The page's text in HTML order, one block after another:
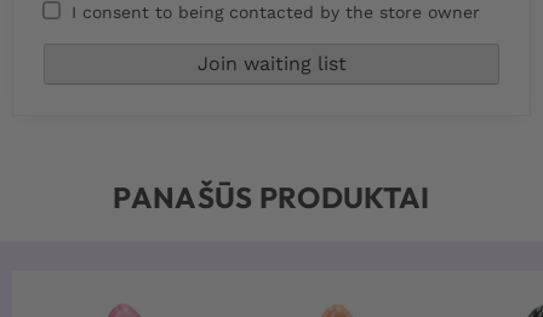
I consent to being contacted by the store owner
PANAŠŪS PRODUKTAI